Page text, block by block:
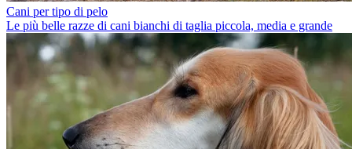
Cani per tipo di pelo
Le più belle razze di cani bianchi di taglia piccola, media e grande